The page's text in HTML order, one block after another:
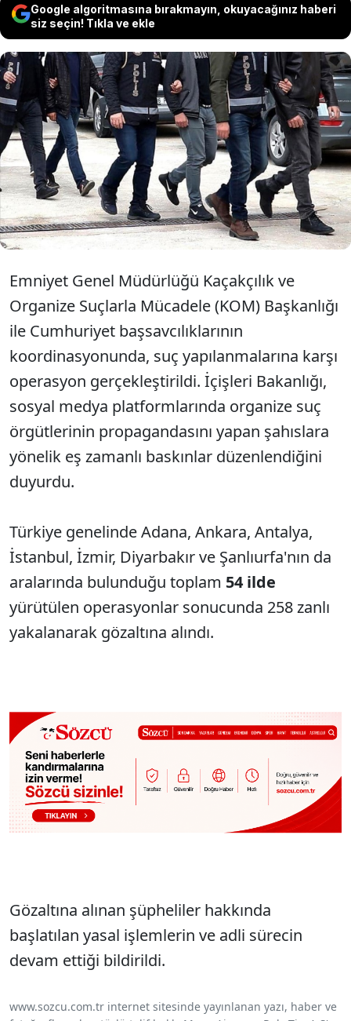
Google algoritmasına bırakmayın, okuyacağınız haberi
siz seçin! Tıkla ve ekle
İçişleri Bakanlığı, sosyal medya platformları
üzerinden suç örgütlerini öven ve "tetikçi"
temin etmeye çalışan şahıslara yönelik 54 ilde
düzenlenen dev operasyonlarda 258
şüphelinin gözaltına alındığını açıkladı.
Emniyet Genel Müdürlüğü Kaçakçılık ve
Organize Suçlarla Mücadele (KOM) Başkanlığı
ile Cumhuriyet başsavcılıklarının
koordinasyonunda, suç yapılanmalarına karşı
operasyon gerçekleştirildi. İçişleri Bakanlığı,
sosyal medya platformlarında organize suç
örgütlerinin propagandasını yapan şahıslara
yönelik eş zamanlı baskınlar düzenlendiğini
duyurdu.
Türkiye genelinde Adana, Ankara, Antalya,
İstanbul, İzmir, Diyarbakır ve Şanlıurfa'nın da
aralarında bulunduğu toplam 54 ilde
yürütülen operasyonlar sonucunda 258 zanlı
yakalanarak gözaltına alındı.
Gözaltına alınan şüpheliler hakkında
başlatılan yasal işlemlerin ve adli sürecin
devam ettiği bildirildi.
www.sozcu.com.tr internet sitesinde yayınlanan yazı, haber ve